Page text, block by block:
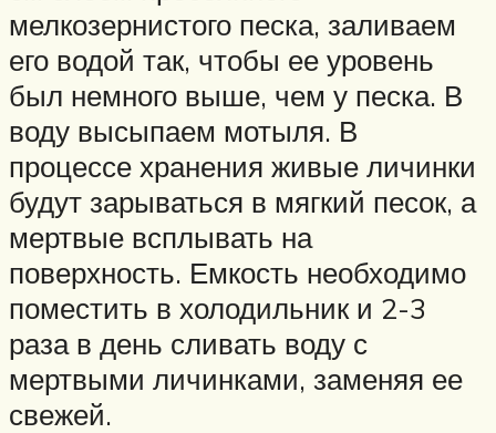
мелкозернистого песка, заливаем
его водой так, чтобы ее уровень
был немного выше, чем у песка. В
воду высыпаем мотыля. В
процессе хранения живые личинки
будут зарываться в мягкий песок, а
мертвые всплывать на
поверхность. Емкость необходимо
поместить в холодильник и 2-3
раза в день сливать воду с
мертвыми личинками, заменяя ее
свежей.